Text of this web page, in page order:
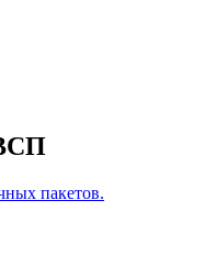
пакетов.